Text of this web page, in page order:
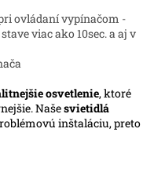
ovládaní vypínačom -
viac ako 10sec. a aj v
osvetlenie, ktoré
Našesvietidlá
inštaláciu, preto